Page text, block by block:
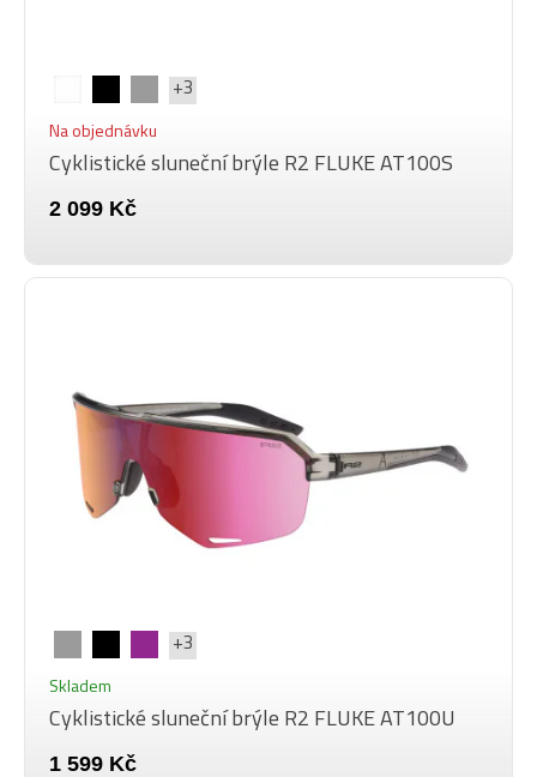
+3
Na objednávku
Cyklistické sluneční brýle R2 FLUKE AT100S
2 099 Kč
+3
Skladem
Cyklistické sluneční brýle R2 FLUKE AT100U
1 599 Kč